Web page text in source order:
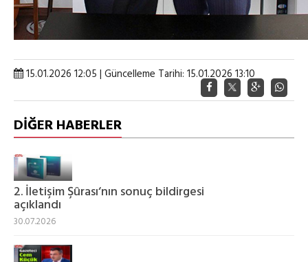
15.01.2026 12:05 | Güncelleme Tarihi: 15.01.2026 13:10
DİĞER HABERLER
2. İletişim Şûrası‘nın sonuç bildirgesi
açıklandı
30.07.2026